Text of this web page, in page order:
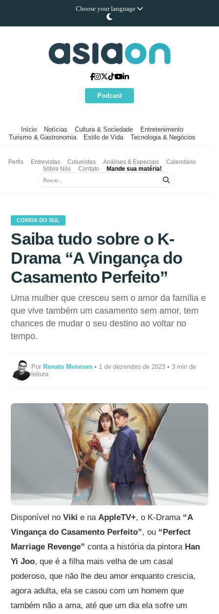
Choose your language
Podcast
Início Notícias Cultura & Sociedade
Entretenimento
Turismo & Gastronomia
Estilo de Vida Tecnologia & Negócios
Perfis Entrevistas Colunistas Análises & Especiais
Calendário
Sobre Nós
Contato Mande sua matéria!
COREIA DO SUL
Saiba tudo sobre o K-
Drama “A Vingança do
Casamento Perfeito”
Uma mulher que cresceu sem o amor da família e
que vive também um casamento sem amor, tem
chances de mudar o seu destino ao voltar no
tempo.
Por Renato Meneses • 1 de dezembro de 2023 • 3 min de
leitura
Disponível noVikie naAppleTV+, o K-Drama “A
Vingança do Casamento Perfeito”, ou “Perfect
Marriage Revenge” conta a história da pintora Han
Yi Joo, que é a filha mais velha de um casal
poderoso, que não lhe deu amor enquanto crescia,
agora adulta, ela se casou com um homem que
também não a ama, até que um dia ela sofre um